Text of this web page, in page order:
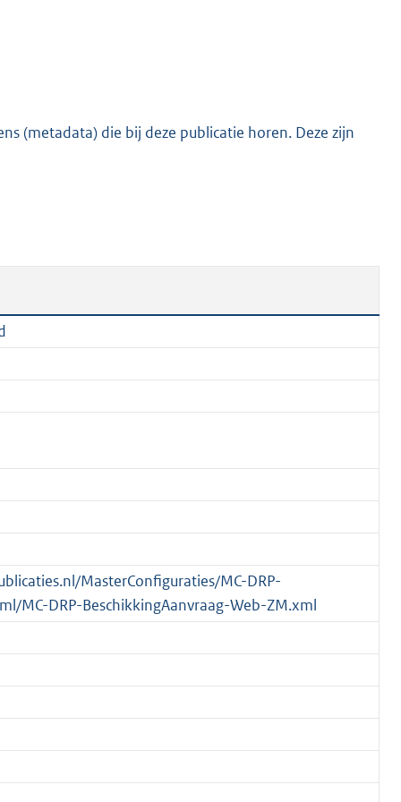
K
(metadata) die bij deze publicatie horen. Deze zijn
MasterConfiguraties/MC-DRP-
MC-DRP-BeschikkingAanvraag-Web-ZM.xml